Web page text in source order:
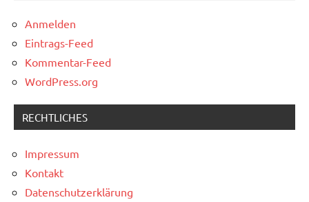
Anmelden
Eintrags-Feed
Kommentar-Feed
WordPress.org
RECHTLICHES
Impressum
Kontakt
Datenschutzerklärung